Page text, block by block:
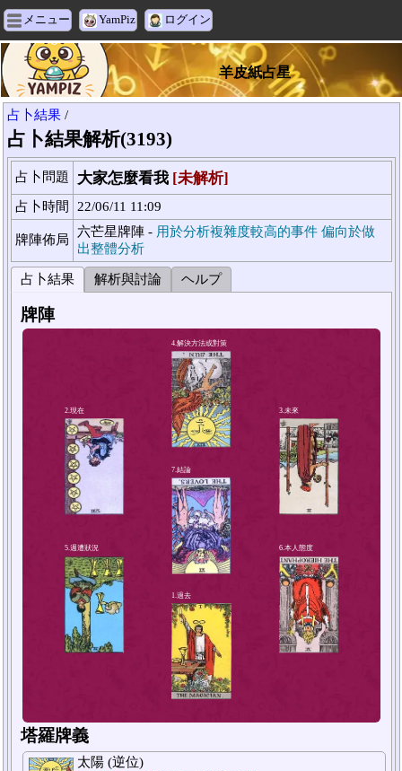
メニュー YamPiz ログイン
羊皮紙占星
占卜結果 /
占卜結果解析(3193)
占卜問題 大家怎麼看我 [未解析]
占卜時間 22/06/11 11:09
牌陣佈局
六芒星牌陣 - 用於分析複雜度較高的事件 偏向於做
出整體分析
占卜結果 解析與討論 ヘルプ
牌陣
2.現在
4.解決方法或對策
塔羅牌義
太陽 (逆位)